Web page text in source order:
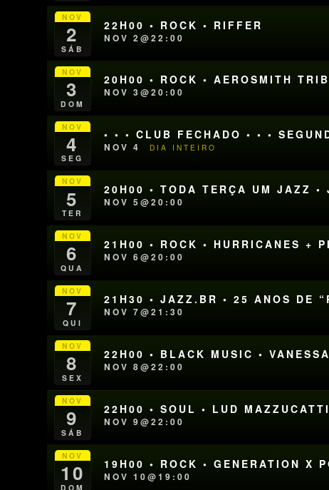
NOV
2
SÁB
22H00 • ROCK • RIFFER
NOV 2@22:00
NOV
3
DOM
20H00 • ROCK • AEROSMITH
NOV 3@20:00
NOV
4
SEG
• • • CLUB FECHADO • • •
NOV 4 DIA INTEIRO
NOV
5
TER
20H00 • TODA TERÇA UM JAZZ
NOV 5@20:00
NOV
6
QUA
21H00 • ROCK • HURRICANES +
NOV 6@20:00
NOV
7
QUI
21H30 • JAZZ.BR • 25 ANOS DE
NOV 7@21:30
NOV
8
SEX
22H00 • BLACK MUSIC •
NOV 8@22:00
NOV
9
SÁB
22H00 • SOUL • LUD MAZZUCATTI
NOV 9@22:00
NOV
10
DOM
19H00 • ROCK • GENERATION X
NOV 10@19:00